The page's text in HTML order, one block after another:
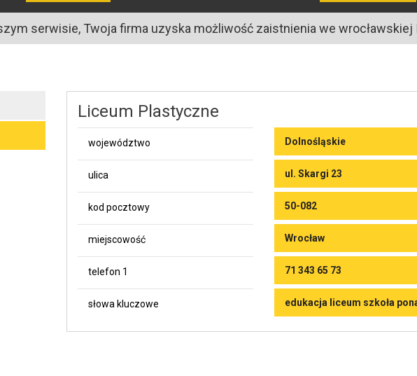
serwisie, Twoja firma uzyska możliwość zaistnienia we wrocławskiej
Liceum Plastyczne
województwo Dolnośląskie
ulica ul. Skargi 23
kod pocztowy 50-082
miejscowość Wrocław
telefon 1 71 343 65 73
słowa kluczowe edukacja liceum szkoła